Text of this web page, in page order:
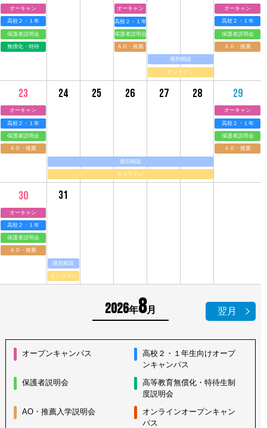
オーキャン
高校２・１年
保護者説明会
無償化・特待
オーキャン
高校２・１年
保護者説明会
ＡＯ・推薦
個別相談
オンライン
オーキャン
高校２・１年
保護者説明会
ＡＯ・推薦
23
オーキャン
高校２・１年
保護者説明会
ＡＯ・推薦
24
個別相談
オンライン
25 26 27 28 29
オーキャン
高校２・１年
保護者説明会
ＡＯ・推薦
30
オーキャン
高校２・１年
保護者説明会
ＡＯ・推薦
31
個別相談
オンライン
2026年8月 翌月
オープンキャンパス
高校２・１年生向けオープ
ンキャンパス
保護者説明会
高等教育無償化・特待生制
度説明会
AO・推薦入学説明会
オンラインオープンキャン
パス